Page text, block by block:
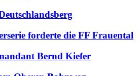
forderte die FF Frauental
Bernd Kiefer